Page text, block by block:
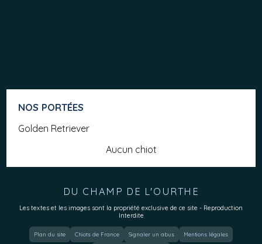
NOS PORTÉES
Golden Retriever
Aucun chiot
DU CHAMP DE L'OURTHE
Les textes et les images sont la propriété exclusive de ce site - Reproduction
Interdite
Plan du site Chiots de France Signaler un abus Mentions légales